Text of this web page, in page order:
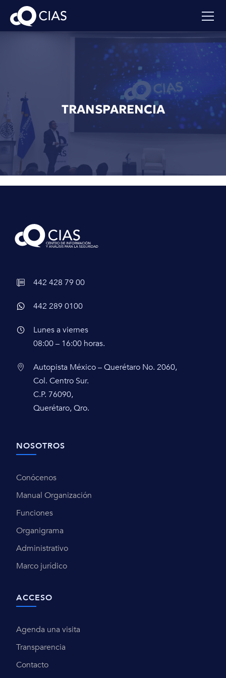
TRANSPARENCIA
442 428 79 00
442 289 0100
Lunes a viernes
08:00 – 16:00 horas.
Autopista México – Querétaro No. 2060,
Col. Centro Sur.
C.P. 76090,
Querétaro, Qro.
NOSOTROS
Conócenos
Manual Organización
Funciones
Organigrama
Administrativo
Marco jurídico
ACCESO
Agenda una visita
Transparencia
Contacto